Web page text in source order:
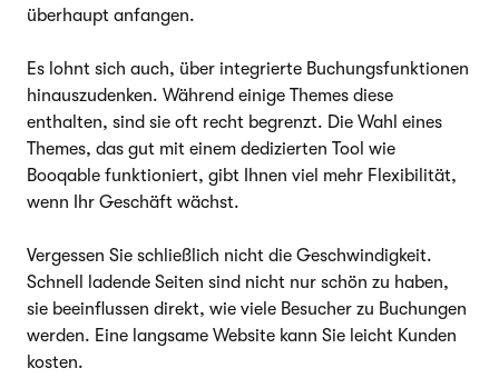
überhaupt anfangen.
Es lohnt sich auch, über integrierte Buchungsfunktionen
hinauszudenken. Während einige Themes diese
enthalten, sind sie oft recht begrenzt. Die Wahl eines
Themes, das gut mit einem dedizierten Tool wie
Booqable funktioniert, gibt Ihnen viel mehr Flexibilität,
wenn Ihr Geschäft wächst.
Vergessen Sie schließlich nicht die Geschwindigkeit.
Schnell ladende Seiten sind nicht nur schön zu haben,
sie beeinflussen direkt, wie viele Besucher zu Buchungen
werden. Eine langsame Website kann Sie leicht Kunden
kosten.